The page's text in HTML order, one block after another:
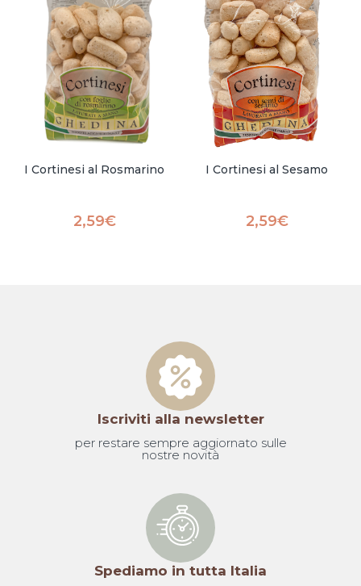
I Cortinesi al Rosmarino
2,59€
I Cortinesi al Sesamo
2,59€
Iscriviti alla newsletter
per restare sempre aggiornato sulle
nostre novità
Spediamo in tutta Italia